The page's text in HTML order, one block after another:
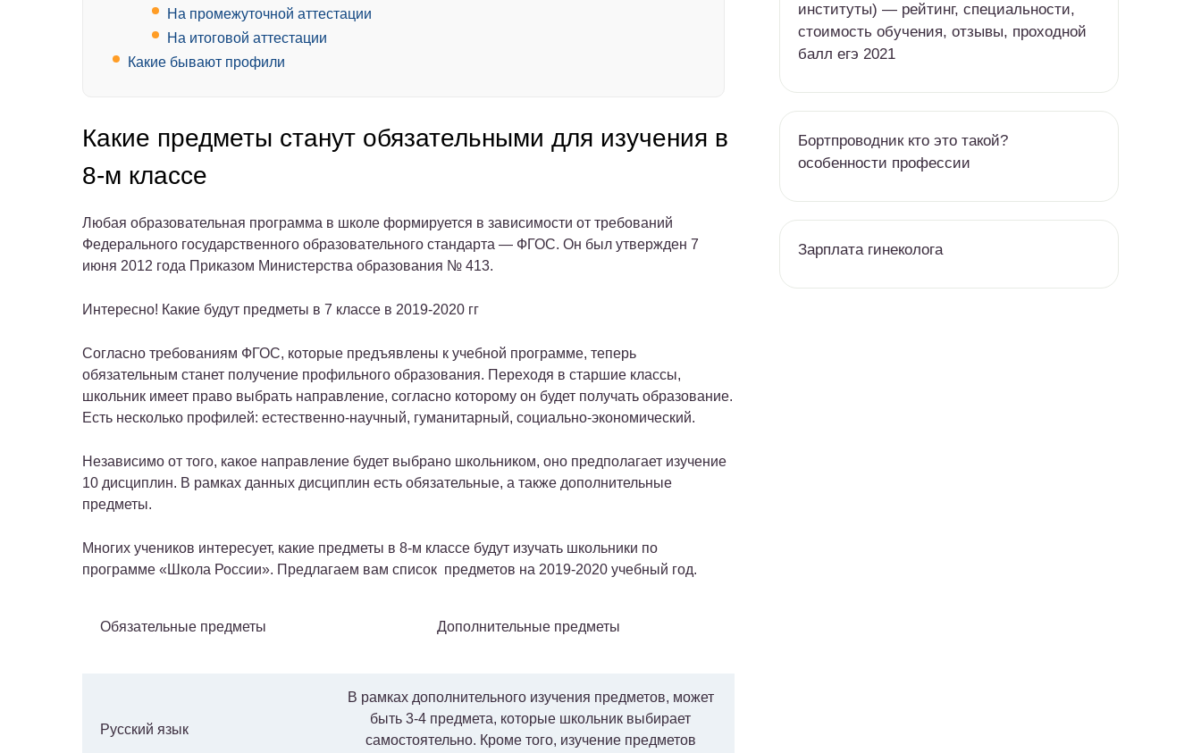
На промежуточной аттестации
На итоговой аттестации
Какие бывают профили
Какие предметы станут обязательными для изучения в
8-м классе
Любая образовательная программа в школе формируется в зависимости от требований
Федерального государственного образовательного стандарта — ФГОС. Он был утвержден 7
июня 2012 года Приказом Министерства образования № 413.
Интересно! Какие будут предметы в 7 классе в 2019-2020 гг
Согласно требованиям ФГОС, которые предъявлены к учебной программе, теперь
обязательным станет получение профильного образования. Переходя в старшие классы,
школьник имеет право выбрать направление, согласно которому он будет получать образование.
Есть несколько профилей: естественно-научный, гуманитарный, социально-экономический.
Независимо от того, какое направление будет выбрано школьником, оно предполагает изучение
10 дисциплин. В рамках данных дисциплин есть обязательные, а также дополнительные
предметы.
Многих учеников интересует, какие предметы в 8-м классе будут изучать школьники по
программе «Школа России». Предлагаем вам список предметов на 2019-2020 учебный год.
Обязательные предметы Дополнительные предметы
Русский язык
В рамках дополнительного изучения предметов, может
быть 3-4 предмета, которые школьник выбирает
самостоятельно. Кроме того, изучение предметов
институты) — рейтинг, специальности,
стоимость обучения, отзывы, проходной
балл егэ 2021
Бортпроводник кто это такой?
особенности профессии
Зарплата гинеколога